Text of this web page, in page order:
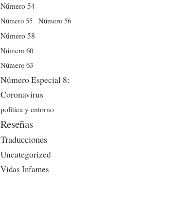
Número 54
Número 55
Número 56
Número 58
Número 60
Número 63
Número Especial 8:
Coronavirus
política y entorno
Reseñas
Traducciones
Uncategorized
Vidas Infames